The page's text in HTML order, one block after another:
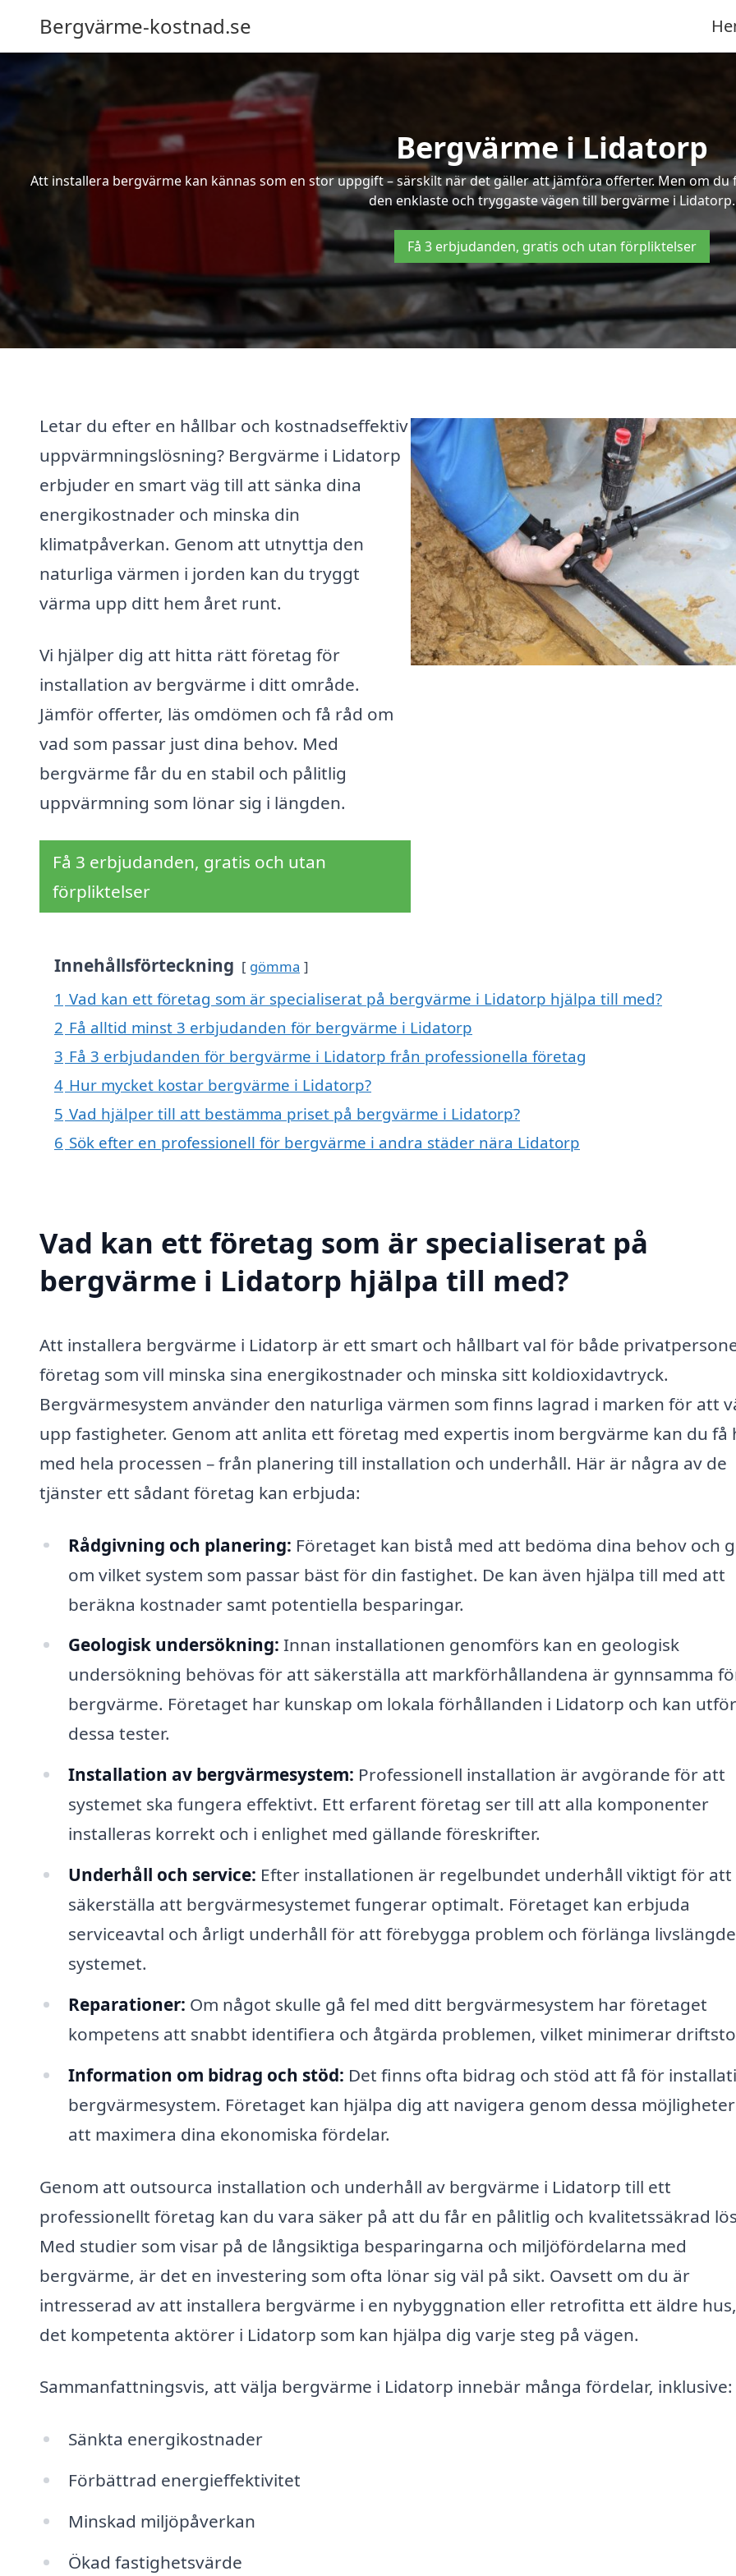
Bergvärme-kostnad.se
Bergvärme i Lidatorp
Att installera bergvärme kan kännas som en stor uppgift – särskilt när det gäller att jämföra offerter. Men om
den enklaste och tryggaste vägen till bergvärme i Lidatorp.
Få 3 erbjudanden, gratis och utan förpliktelser
Letar du efter en hållbar och kostnadseffektiv
uppvärmningslösning? Bergvärme i Lidatorp
erbjuder en smart väg till att sänka dina
energikostnader och minska din
klimatpåverkan. Genom att utnyttja den
naturliga värmen i jorden kan du tryggt
värma upp ditt hem året runt.
Vi hjälper dig att hitta rätt företag för
installation av bergvärme i ditt område.
Jämför offerter, läs omdömen och få råd om
vad som passar just dina behov. Med
bergvärme får du en stabil och pålitlig
uppvärmning som lönar sig i längden.
Få 3 erbjudanden, gratis och utan
förpliktelser
Innehållsförteckning gömma
1 Vad kan ett företag som är specialiserat på bergvärme i Lidatorp hjälpa till med?
2 Få alltid minst 3 erbjudanden för bergvärme i Lidatorp
3 Få 3 erbjudanden för bergvärme i Lidatorp från professionella företag
4 Hur mycket kostar bergvärme i Lidatorp?
5 Vad hjälper till att bestämma priset på bergvärme i Lidatorp?
6 Sök efter en professionell för bergvärme i andra städer nära Lidatorp
Vad kan ett företag som är specialiserat på
bergvärme i Lidatorp hjälpa till med?
Att installera bergvärme i Lidatorp är ett smart och hållbart val för både
företag som vill minska sina energikostnader och minska sitt koldioxidavtryck.
Bergvärmesystem använder den naturliga värmen som finns lagrad i marken för att
upp fastigheter. Genom att anlita ett företag med expertis inom bergvärme kan du få
med hela processen – från planering till installation och underhåll. Här är några av de
tjänster ett sådant företag kan erbjuda:
Rådgivning och planering: Företaget kan bistå med att bedöma dina behov och
om vilket system som passar bäst för din fastighet. De kan även hjälpa till med att
beräkna kostnader samt potentiella besparingar.
Geologisk undersökning: Innan installationen genomförs kan en geologisk
undersökning behövas för att säkerställa att markförhållandena är gynnsamma
bergvärme. Företaget har kunskap om lokala förhållanden i Lidatorp och kan
dessa tester.
Installation av bergvärmesystem: Professionell installation är avgörande för att
systemet ska fungera effektivt. Ett erfarent företag ser till att alla komponenter
installeras korrekt och i enlighet med gällande föreskrifter.
Underhåll och service: Efter installationen är regelbundet underhåll viktigt för att
säkerställa att bergvärmesystemet fungerar optimalt. Företaget kan erbjuda
serviceavtal och årligt underhåll för att förebygga problem och förlänga
systemet.
Reparationer: Om något skulle gå fel med ditt bergvärmesystem har företaget
kompetens att snabbt identifiera och åtgärda problemen, vilket minimerar
Information om bidrag och stöd: Det finns ofta bidrag och stöd att få för
bergvärmesystem. Företaget kan hjälpa dig att navigera genom dessa
att maximera dina ekonomiska fördelar.
Genom att outsourca installation och underhåll av bergvärme i Lidatorp till ett
professionellt företag kan du vara säker på att du får en pålitlig och kvalitetssäkrad
Med studier som visar på de långsiktiga besparingarna och miljöfördelarna med
bergvärme, är det en investering som ofta lönar sig väl på sikt. Oavsett om du är
intresserad av att installera bergvärme i en nybyggnation eller retrofitta ett äldre
det kompetenta aktörer i Lidatorp som kan hjälpa dig varje steg på vägen.
Sammanfattningsvis, att välja bergvärme i Lidatorp innebär många fördelar, inklusive:
Sänkta energikostnader
Förbättrad energieffektivitet
Minskad miljöpåverkan
Ökad fastighetsvärde